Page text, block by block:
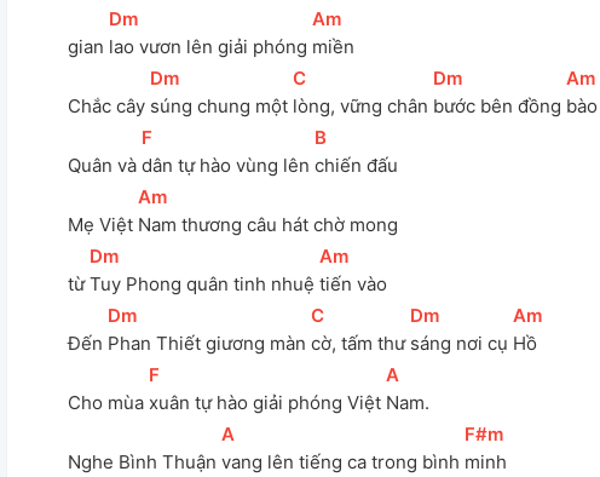
gian
[Dm
lao vươn lên giải phóng
[
Am
miền
Chắc cây
[Dm
súng chung một
[
C
lòng, vững chân
[Dm
bước bên đồng
[
Am
bào
Quân và
[F
dân tự hào vùng lên
[B
chiến đấu
Mẹ Việt
[
Am
Nam thương câu hát chờ mong
từ
[Dm
Tuy Phong quân tinh nhuệ
[
Am
tiến vào
Đến
[Dm
Phan Thiết giương màn
[
C
cờ, tấm thư
[Dm
sáng nơi cụ
[
Am
Hồ
Cho mùa
[F
xuân tự hào giải phóng Việt
[
A
Nam.
Nghe Bình Thuận
[
A
vang lên tiếng ca trong bình
[F#m
minh